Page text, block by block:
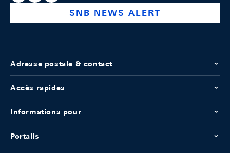
SNB NEWS ALERT
Adresse postale & contact
Accès rapides
Informations pour
Portails